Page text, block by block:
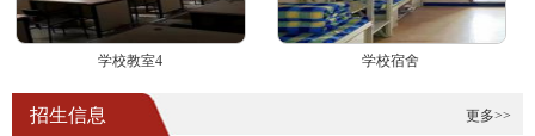
学校教室4 学校宿舍
更多>>
招生信息